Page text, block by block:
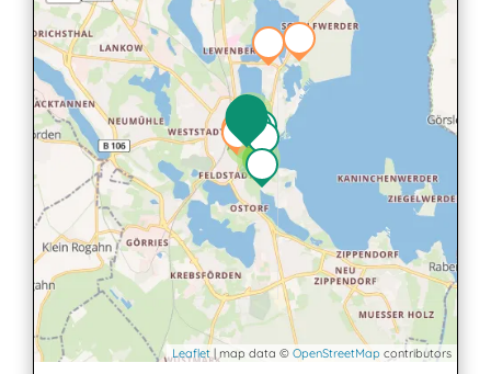
2
Leaflet| map data © OpenStreetMap contributors